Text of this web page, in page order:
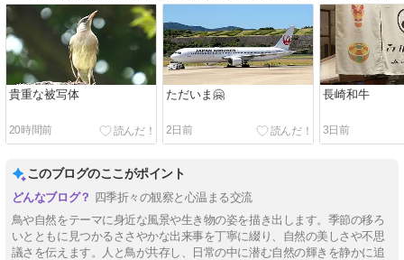
貴重な被写体
20時間前
ただいま🤗
2日前
長崎和牛
3日前
このブログのここがポイント
四季折々の観察と心温まる交流
鳥や自然をテーマに身近な風景や生き物の姿を描き出します。季節の移ろ
いとともに見つかるささやかな出来事を丁寧に綴り、自然の美しさや不思
議さを伝えます。人と鳥が共存し、日常の中に潜む自然の輝きを静かに追